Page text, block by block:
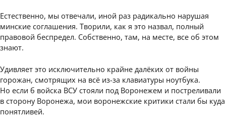
Естественно, мы отвечали, иной раз радикально нарушая
минские соглашения. Творили, как я это назвал, полный
правовой беспредел. Собственно, там, на месте, все об этом
знают.
Удивляет это исключительно крайне далёких от войны
горожан, смотрящих на всё из-за клавиатуры ноутбука.
Но если б войска ВСУ стояли под Воронежем и постреливали
в сторону Воронежа, мои воронежские критики стали бы куда
понятливей.